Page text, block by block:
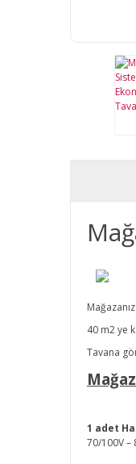
40 m2 ye
Tavana
1 adet
70/100V –